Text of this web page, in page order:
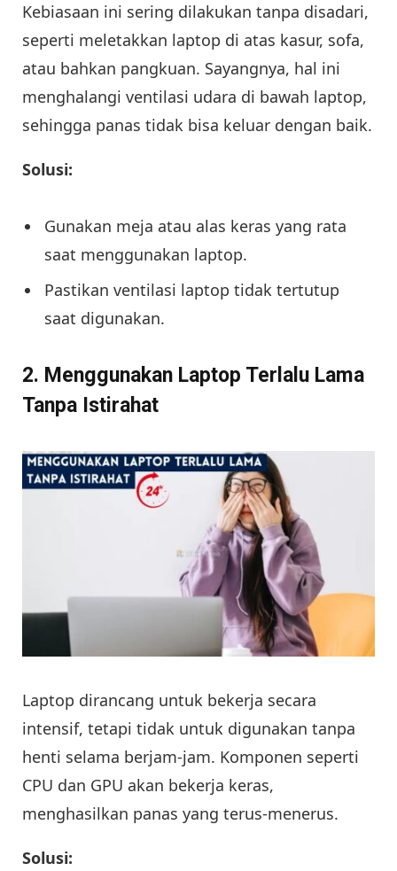
Kebiasaan ini sering dilakukan tanpa disadari,
seperti meletakkan laptop di atas kasur, sofa,
atau bahkan pangkuan. Sayangnya, hal ini
menghalangi ventilasi udara di bawah laptop,
sehingga panas tidak bisa keluar dengan baik.
Solusi:
Gunakan meja atau alas keras yang rata
saat menggunakan laptop.
Pastikan ventilasi laptop tidak tertutup
saat digunakan.
2. Menggunakan Laptop Terlalu Lama
Tanpa Istirahat
Laptop dirancang untuk bekerja secara
intensif, tetapi tidak untuk digunakan tanpa
henti selama berjam-jam. Komponen seperti
CPU dan GPU akan bekerja keras,
menghasilkan panas yang terus-menerus.
Solusi: